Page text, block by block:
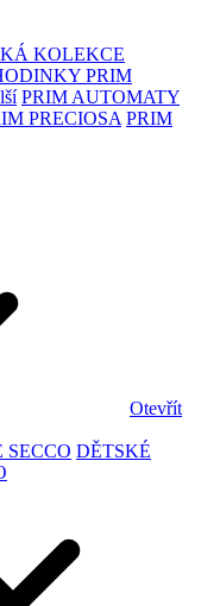
KOLEKCE
PRIM
PRIM AUTOMATY
PRECIOSA PRIM
Otevřít
SECCO DĚTSKÉ